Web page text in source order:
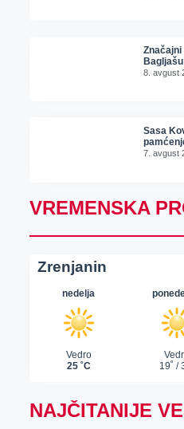
Bagljašu
8. avgust
Sasa
7. avgust
VREMENSKA
NAJČITANIJE